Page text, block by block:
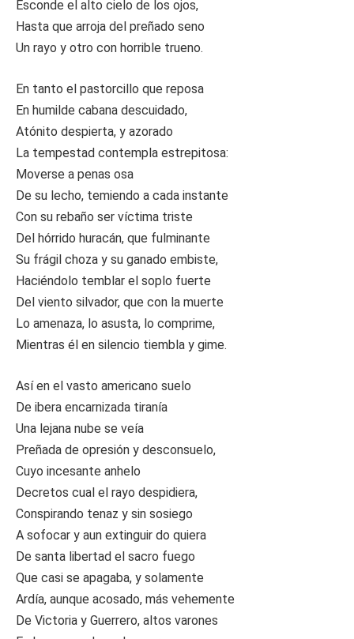
Esconde el alto cielo de los ojos,
Hasta que arroja del preñado seno
Un rayo y otro con horrible trueno.
En tanto el pastorcillo que reposa
En humilde cabana descuidado,
Atónito despierta, y azorado
La tempestad contempla estrepitosa:
Moverse a penas osa
De su lecho, temiendo a cada instante
Con su rebaño ser víctima triste
Del hórrido huracán, que fulminante
Su frágil choza y su ganado embiste,
Haciéndolo temblar el soplo fuerte
Del viento silvador, que con la muerte
Lo amenaza, lo asusta, lo comprime,
Mientras él en silencio tiembla y gime.
Así en el vasto americano suelo
De ibera encarnizada tiranía
Una lejana nube se veía
Preñada de opresión y desconsuelo,
Cuyo incesante anhelo
Decretos cual el rayo despidiera,
Conspirando tenaz y sin sosiego
A sofocar y aun extinguir do quiera
De santa libertad el sacro fuego
Que casi se apagaba, y solamente
Ardía, aunque acosado, más vehemente
De Victoria y Guerrero, altos varones